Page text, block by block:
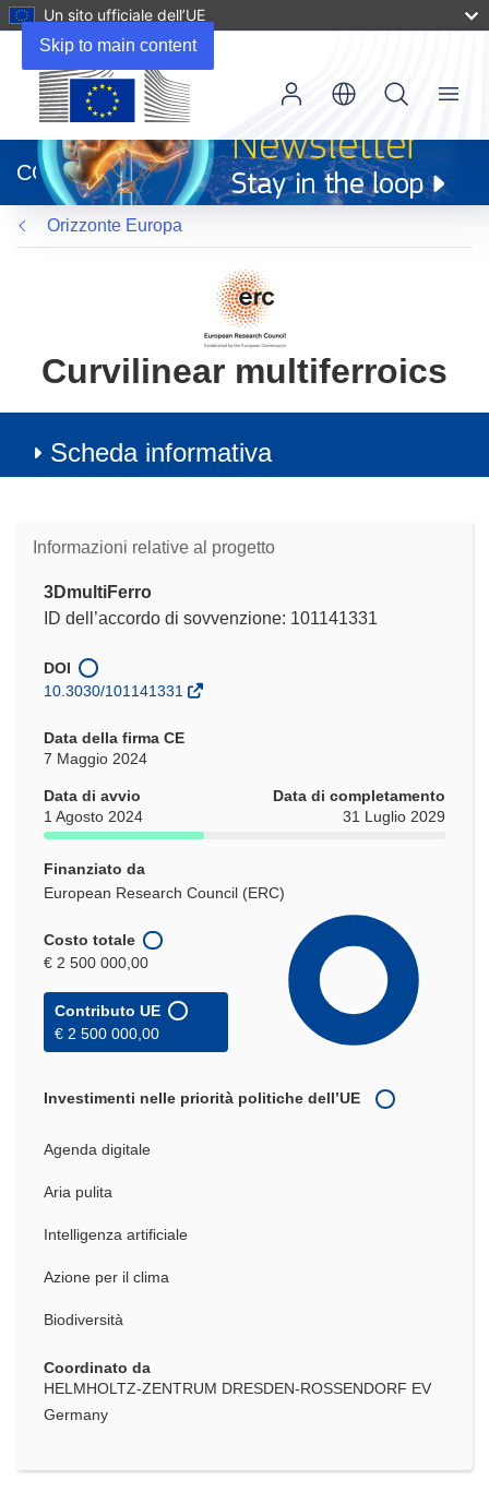
Skip to main content
Un sito ufficiale dell’UE
apre
in
una
nuova
finestra)
CORDIS
Menu
Orizzonte Europa
Curvilinear multiferroics
Scheda informativa
Informazioni relative al progetto
3DmultiFerro
ID dell’accordo di sovvenzione: 101141331
DOI
10.3030/101141331
Data della firma CE
7 Maggio 2024
Data di avvio
1 Agosto 2024
Data di completamento
31 Luglio 2029
Finanziato da
European Research Council (ERC)
Costo totale
€ 2 500 000,00
Contributo UE
€ 2 500 000,00
Investimenti nelle priorità politiche dell’UE
Agenda digitale
Aria pulita
Intelligenza artificiale
Azione per il clima
Biodiversità
Coordinato da
HELMHOLTZ-ZENTRUM DRESDEN-ROSSENDORF EV
Germany